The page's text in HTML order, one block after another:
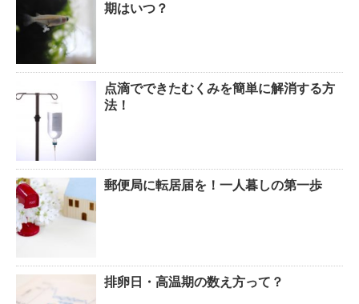
期はいつ？
点滴でできたむくみを簡単に解消する方
法！
郵便局に転居届を！一人暮しの第一歩
排卵日・高温期の数え方って？